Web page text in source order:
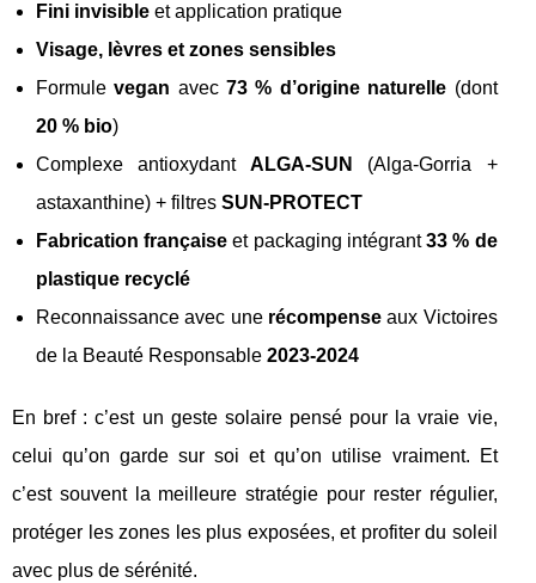
Fini invisible et application pratique
Visage, lèvres et zones sensibles
Formulevegan avec73 % d’origine naturelle (dont
20 % bio)
Complexe antioxydantALGA-SUN
(Alga-Gorria +
astaxanthine) + filtres SUN-PROTECT
Fabrication française et packaging intégrant33 % de
plastique recyclé
Reconnaissance avec une récompenseaux Victoires
de la Beauté Responsable 2023-2024
En bref : c’est un geste solaire pensé pour la vraie vie,
celui qu’on garde sur soi et qu’on utilise vraiment. Et
c’est souvent la meilleure stratégie pour rester régulier,
protéger les zones les plus exposées, et profiter du soleil
avec plus de sérénité.